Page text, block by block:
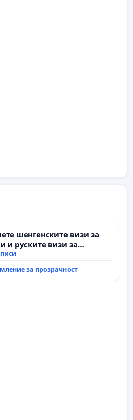
шенгенските визи за
и руските визи за
за прозрачност